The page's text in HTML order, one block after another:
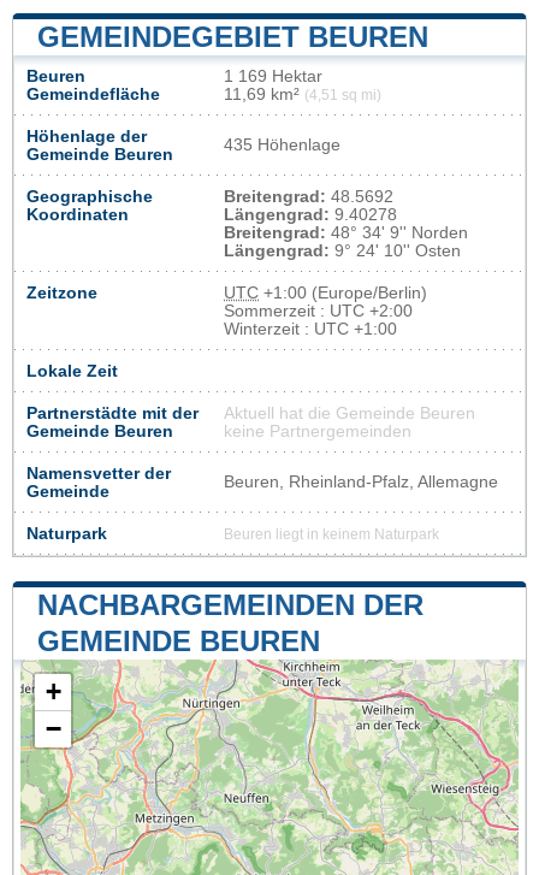
GEMEINDEGEBIET BEUREN
Beuren
Gemeindefläche
1 169 Hektar
11,69 km² (4,51 sq mi)
Höhenlage der
Gemeinde Beuren
435 Höhenlage
Geographische
Koordinaten
Breitengrad: 48.5692
Längengrad: 9.40278
Breitengrad: 48° 34' 9'' Norden
Längengrad: 9° 24' 10'' Osten
Zeitzone UTC +1:00 (Europe/Berlin)
Sommerzeit : UTC +2:00
Winterzeit : UTC +1:00
Lokale Zeit
Partnerstädte mit der
Gemeinde Beuren
Aktuell hat die Gemeinde Beuren
keine Partnergemeinden
Namensvetter der
Gemeinde
Beuren, Rheinland-Pfalz, Allemagne
Naturpark Beuren liegt in keinem Naturpark
NACHBARGEMEINDEN DER
GEMEINDE BEUREN
+
−